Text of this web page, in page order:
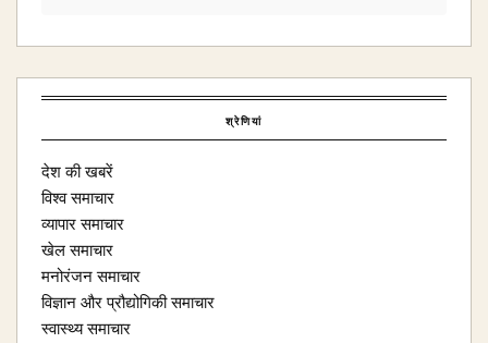
श्रेणियां
देश की खबरें
विश्व समाचार
व्यापार समाचार
खेल समाचार
मनोरंजन समाचार
विज्ञान और प्रौद्योगिकी समाचार
स्वास्थ्य समाचार